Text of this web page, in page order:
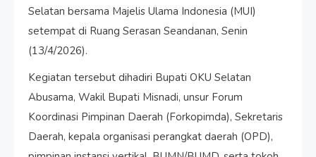
Selatan bersama Majelis Ulama Indonesia (MUI)
setempat di Ruang Serasan Seandanan, Senin
(13/4/2026).
Kegiatan tersebut dihadiri Bupati OKU Selatan
Abusama, Wakil Bupati Misnadi, unsur Forum
Koordinasi Pimpinan Daerah (Forkopimda), Sekretaris
Daerah, kepala organisasi perangkat daerah (OPD),